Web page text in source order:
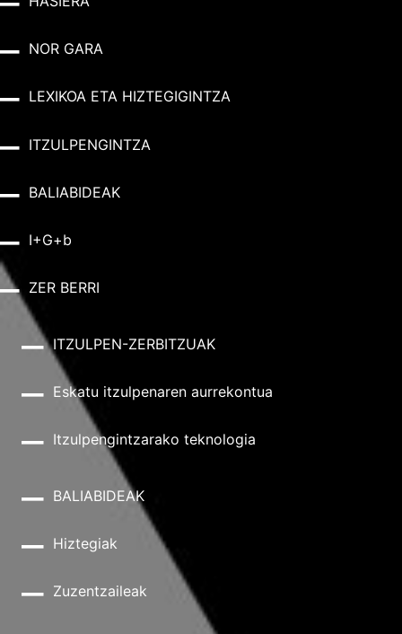
NOR GARA
LEXIKOA ETA HIZTEGIGINTZA
ITZULPENGINTZA
BALIABIDEAK
I+G+b
ZER BERRI
ITZULPEN-ZERBITZUAK
Eskatu itzulpenaren aurrekontua
Itzulpengintzarako teknologia
BALIABIDEAK
Hiztegiak
Zuzentzaileak